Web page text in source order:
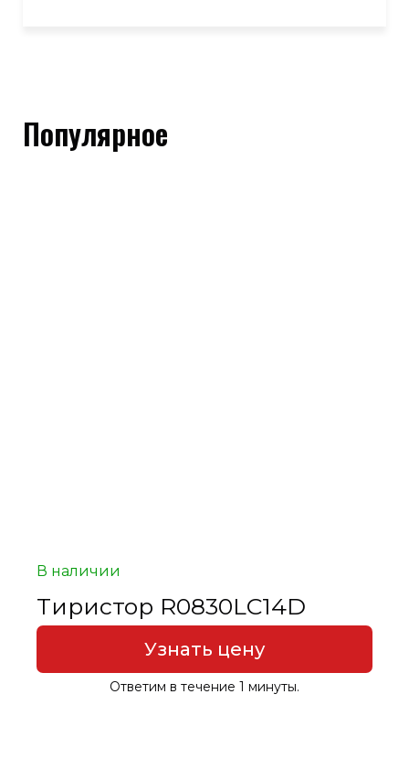
Популярное
В наличии
Тиристор R0830LC14D
Узнать цену
Ответим в течение 1 минуты.